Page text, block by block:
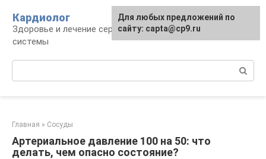
контенту
Кардиолог
Здоровье и лечение сердечно-сосудистой
системы
Главная » Сосуды
Артериальное давление 100 на 50: что
делать, чем опасно состояние?
Для любых предложений по
сайту: capta@cp9.ru